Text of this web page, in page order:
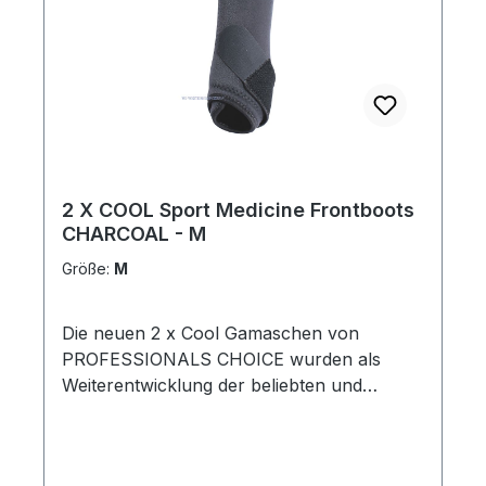
trocken, kühl und geschützt.
2 X COOL Sport Medicine Frontboots
CHARCOAL - M
Größe: M
Die neuen 2 x Cool Gamaschen von
PROFESSIONALS CHOICE wurden als
Weiterentwicklung der beliebten und